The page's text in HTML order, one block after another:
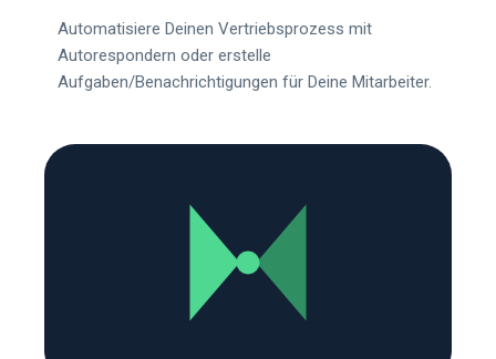
Automatisiere Deinen Vertriebsprozess mit
Autorespondern oder erstelle
Aufgaben/Benachrichtigungen für Deine Mitarbeiter.